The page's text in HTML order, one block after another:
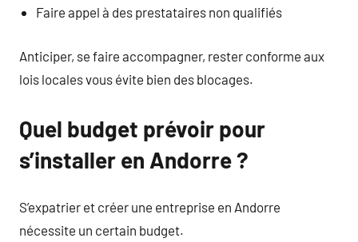
Faire appel à des prestataires non qualifiés
Anticiper, se faire accompagner, rester conforme aux
lois locales vous évite bien des blocages.
Quel budget prévoir pour
s’installer en Andorre ?
S’expatrier et créer une entreprise en Andorre
nécessite un certain budget.